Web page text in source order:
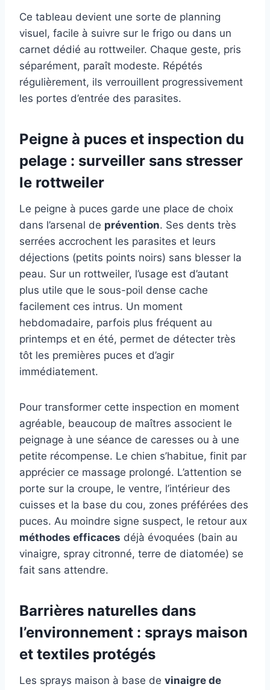
Ce tableau devient une sorte de planning
visuel, facile à suivre sur le frigo ou dans un
carnet dédié au rottweiler. Chaque geste, pris
séparément, paraît modeste. Répétés
régulièrement, ils verrouillent progressivement
les portes d’entrée des parasites.
Peigne à puces et inspection du
pelage : surveiller sans stresser
le rottweiler
Le peigne à puces garde une place de choix
dans l’arsenal de prévention. Ses dents très
serrées accrochent les parasites et leurs
déjections (petits points noirs) sans blesser la
peau. Sur un rottweiler, l’usage est d’autant
plus utile que le sous-poil dense cache
facilement ces intrus. Un moment
hebdomadaire, parfois plus fréquent au
printemps et en été, permet de détecter très
tôt les premières puces et d’agir
immédiatement.
Pour transformer cette inspection en moment
agréable, beaucoup de maîtres associent le
peignage à une séance de caresses ou à une
petite récompense. Le chien s’habitue, finit par
apprécier ce massage prolongé. L’attention se
porte sur la croupe, le ventre, l’intérieur des
cuisses et la base du cou, zones préférées des
puces. Au moindre signe suspect, le retour aux
méthodes efficaces déjà évoquées (bain au
vinaigre, spray citronné, terre de diatomée) se
fait sans attendre.
Barrières naturelles dans
l’environnement : sprays maison
et textiles protégés
Les sprays maison à base de vinaigre de